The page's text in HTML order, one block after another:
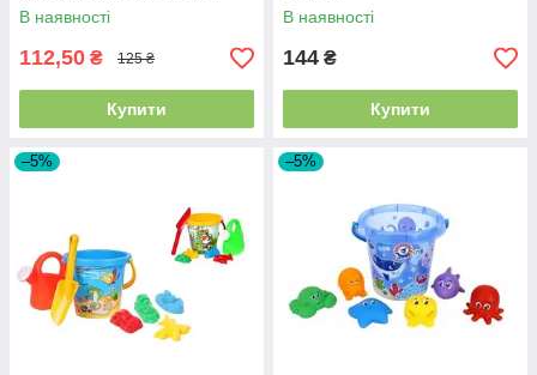
В наявності
112,50 ₴ 125 ₴
Купити
В наявності
144 ₴
Купити
–5% –5%